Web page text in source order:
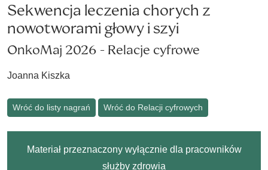
Sekwencja leczenia chorych z
nowotworami głowy i szyi
OnkoMaj 2026 - Relacje cyfrowe
Joanna Kiszka
Wróć do listy nagrań Wróć do Relacji cyfrowych
Materiał przeznaczony wyłącznie dla pracowników
służby zdrowia